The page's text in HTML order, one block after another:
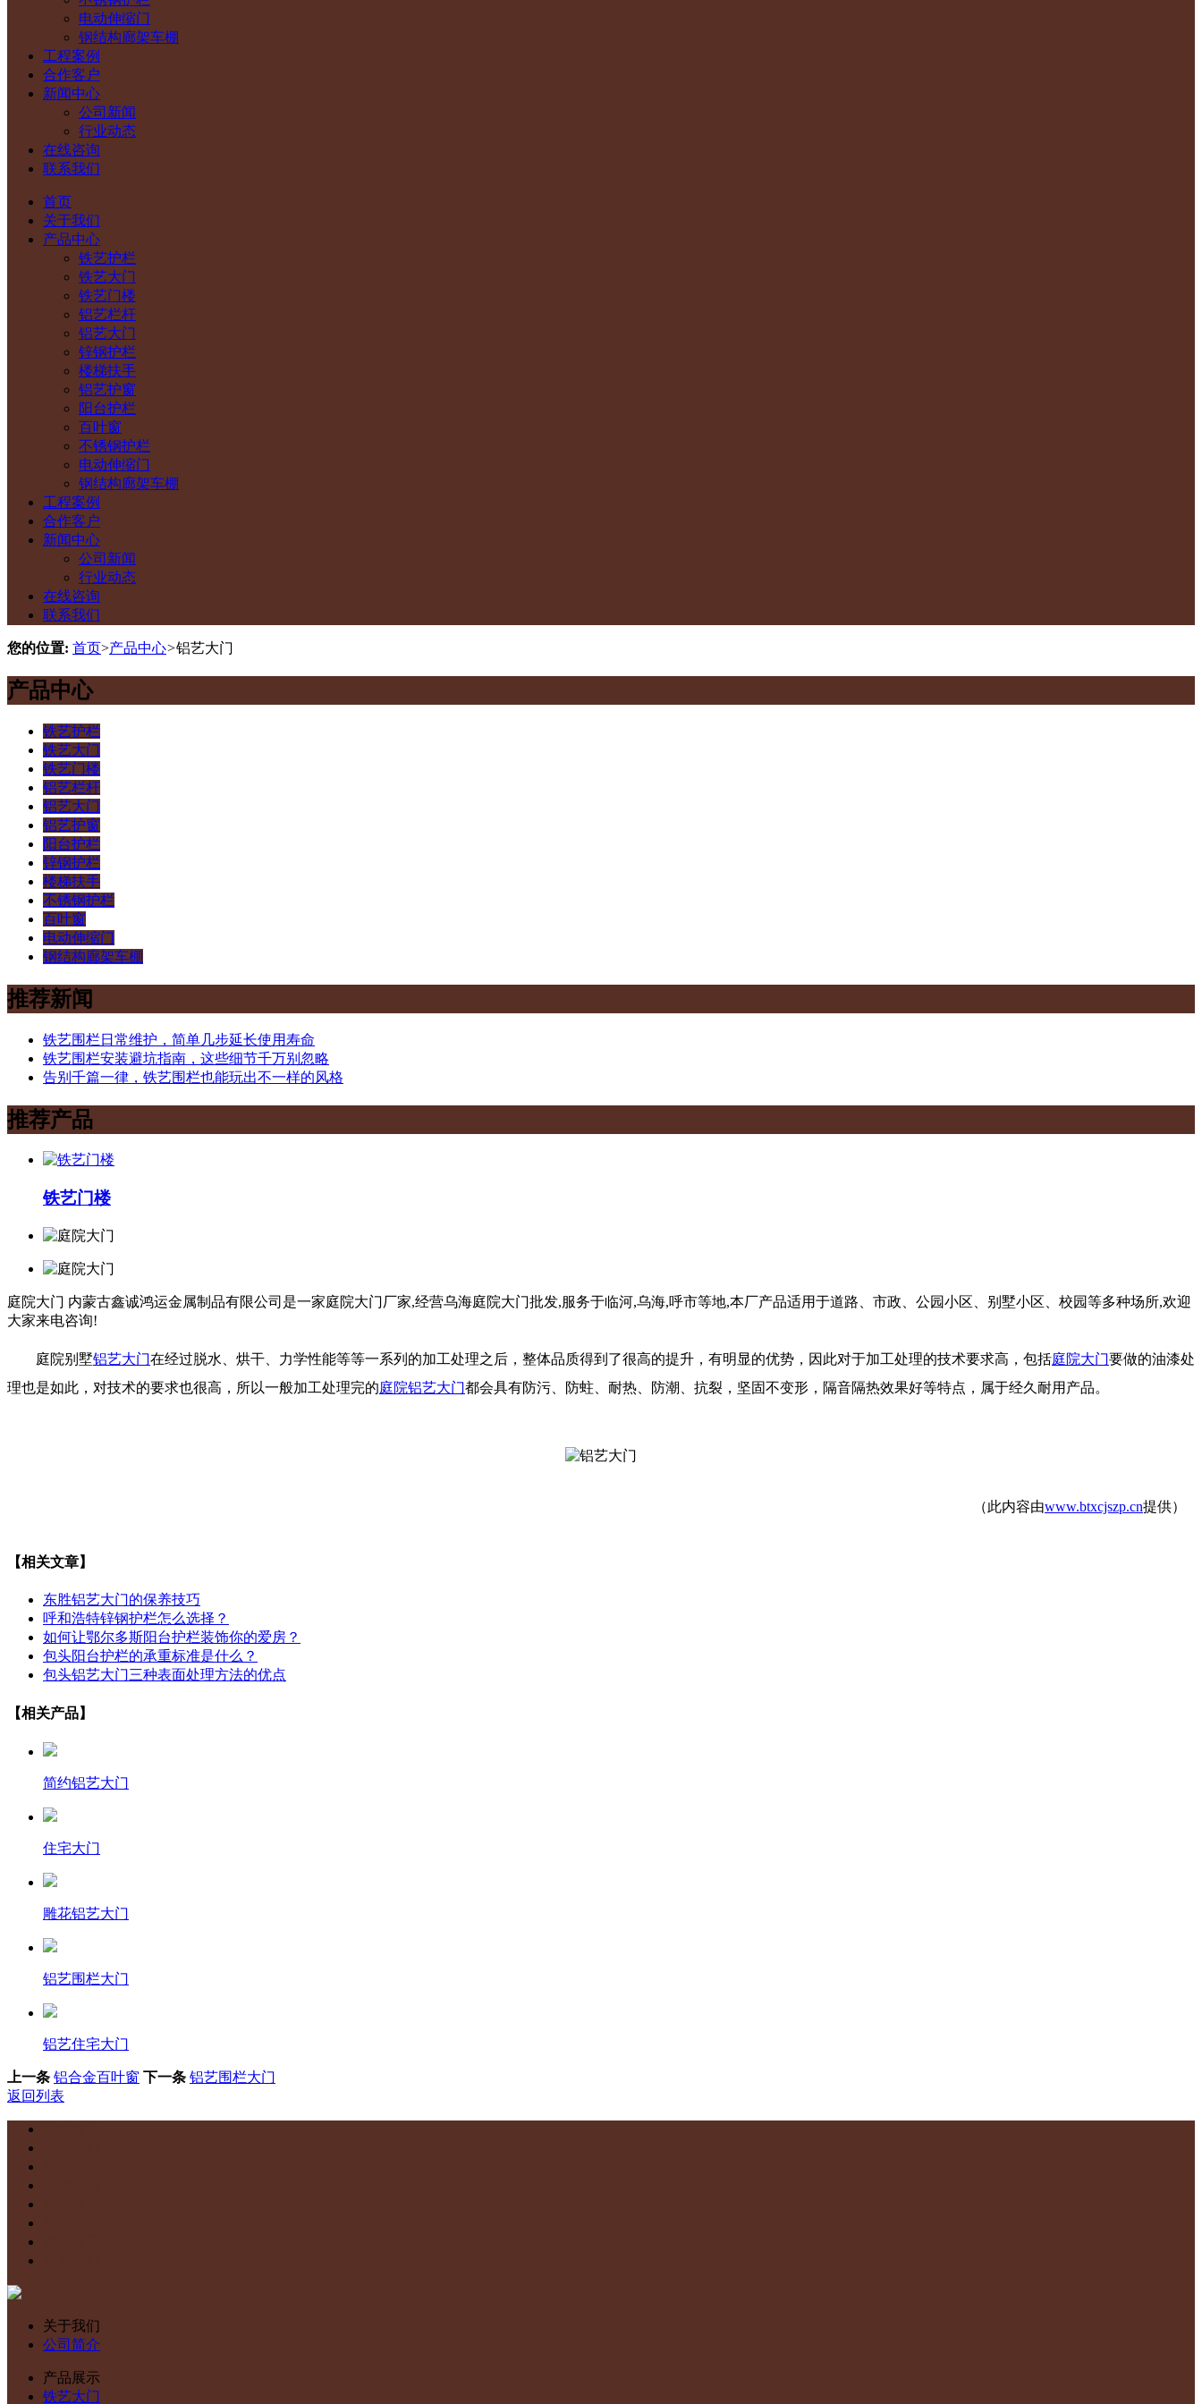
电动伸缩门
钢结构廊架车棚
工程案例
合作客户
新闻中心
公司新闻
行业动态
在线咨询
联系我们
首页
关于我们
产品中心
铁艺护栏
铁艺大门
铁艺门楼
铝艺栏杆
铝艺大门
锌钢护栏
楼梯扶手
铝艺护窗
阳台护栏
百叶窗
不锈钢护栏
电动伸缩门
钢结构廊架车棚
工程案例
合作客户
新闻中心
公司新闻
行业动态
在线咨询
联系我们
您的位置: 首页>产品中心>铝艺大门
产品中心
铁艺护栏
铁艺大门
铁艺门楼
铝艺栏杆
铝艺大门
铝艺护窗
阳台护栏
锌钢护栏
楼梯扶手
不锈钢护栏
百叶窗
电动伸缩门
钢结构廊架车棚
推荐新闻
铁艺围栏日常维护，简单几步延长使用寿命
铁艺围栏安装避坑指南，这些细节千万别忽略
告别千篇一律，铁艺围栏也能玩出不一样的风格
推荐产品
铁艺门楼
庭院大门 内蒙古鑫诚鸿运金属制品有限公司是一家庭院大门厂家,经营乌海庭院大门批发,服务于临河,乌海,呼市等地,本厂产品适用于道路、市政、公园小区、别墅小区、校园等多种场所,欢迎
大家来电咨询!
庭院别墅铝艺大门在经过脱水、烘干、力学性能等等一系列的加工处理之后，整体品质得到了很高的提升，有明显的优势，因此对于加工处理的技术要求高，包括庭院大门要做的油漆处
理也是如此，对技术的要求也很高，所以一般加工处理完的庭院铝艺大门都会具有防污、防蛀、耐热、防潮、抗裂，坚固不变形，隔音隔热效果好等特点，属于经久耐用产品。
（此内容由www.btxcjszp.cn提供）
【相关文章】
东胜铝艺大门的保养技巧
呼和浩特锌钢护栏怎么选择？
如何让鄂尔多斯阳台护栏装饰你的爱房？
包头阳台护栏的承重标准是什么？
包头铝艺大门三种表面处理方法的优点
【相关产品】
简约铝艺大门
住宅大门
雕花铝艺大门
铝艺围栏大门
铝艺住宅大门
上一条 铝合金百叶窗 下一条 铝艺围栏大门
返回列表
关于我们
公司简介
产品展示
铁艺大门